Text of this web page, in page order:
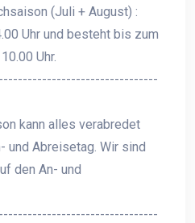
(Juli + August) :
Uhr und besteht bis zum
Uhr.
kann alles verabredet
und Abreisetag. Wir sind
den An- und